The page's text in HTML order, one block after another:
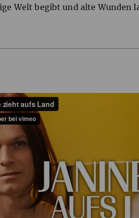
Welt begibt und alte Wunden